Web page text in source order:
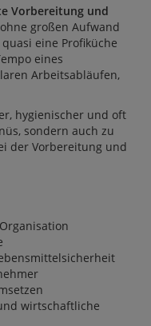
Vorbereitung und
großen Aufwand
eine Profiküche
eines
Arbeitsabläufen,
hygienischer und oft
sondern auch zu
der Vorbereitung und
wirtschaftliche